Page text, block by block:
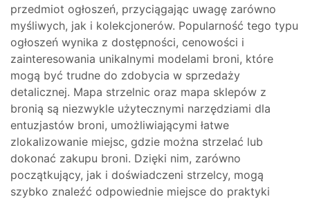
przedmiot ogłoszeń, przyciągając uwagę zarówno
myśliwych, jak i kolekcjonerów. Popularność tego typu
ogłoszeń wynika z dostępności, cenowości i
zainteresowania unikalnymi modelami broni, które
mogą być trudne do zdobycia w sprzedaży
detalicznej. Mapa strzelnic oraz mapa sklepów z
bronią są niezwykle użytecznymi narzędziami dla
entuzjastów broni, umożliwiającymi łatwe
zlokalizowanie miejsc, gdzie można strzelać lub
dokonać zakupu broni. Dzięki nim, zarówno
początkujący, jak i doświadczeni strzelcy, mogą
szybko znaleźć odpowiednie miejsce do praktyki